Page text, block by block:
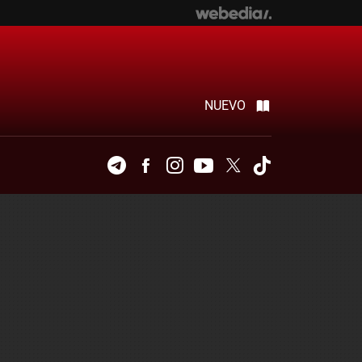
NUEVO
TelegramFacebookInstagramYoutubeTwitter